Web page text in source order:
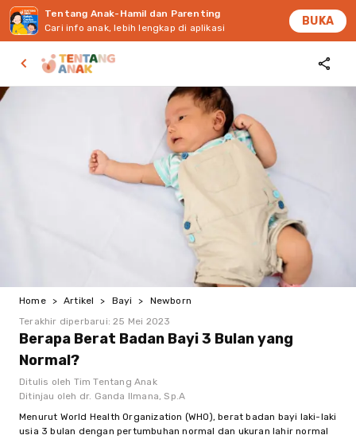
Tentang Anak-Hamil dan Parenting
Cari info anak, lebih lengkap di aplikasi
BUKA
Home > Artikel > Bayi >
Newborn
Terakhir diperbarui:25 Mei 2023
Berapa Berat Badan Bayi 3 Bulan yang
Normal?
Ditulis oleh Tim Tentang Anak
Ditinjau oleh dr. Ganda Ilmana, Sp.A
Menurut World Health Organization (WHO), berat badan bayi laki-laki
usia 3 bulan dengan pertumbuhan normal dan ukuran lahir normal